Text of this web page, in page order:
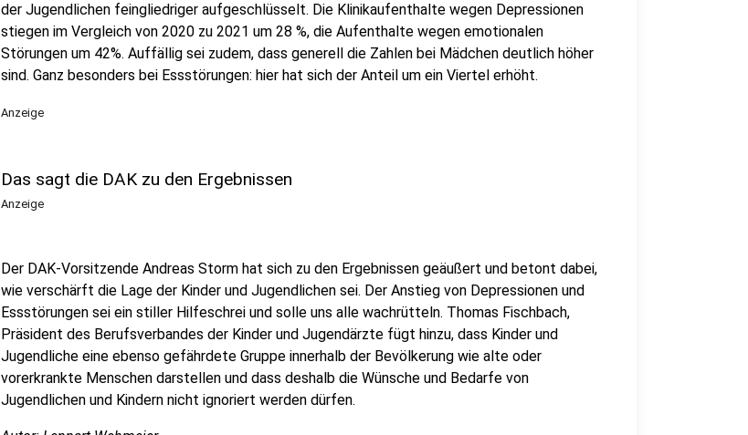
der Jugendlichen feingliedriger aufgeschlüsselt. Die Klinikaufenthalte wegen Depressionen
stiegen im Vergleich von 2020 zu 2021 um 28 %, die Aufenthalte wegen emotionalen
Störungen um 42%. Auffällig sei zudem, dass generell die Zahlen bei Mädchen deutlich höher
sind. Ganz besonders bei Essstörungen: hier hat sich der Anteil um ein Viertel erhöht.
Anzeige
Das sagt die DAK zu den Ergebnissen
Anzeige
Der DAK-Vorsitzende Andreas Storm hat sich zu den Ergebnissen geäußert und betont dabei,
wie verschärft die Lage der Kinder und Jugendlichen sei. Der Anstieg von Depressionen und
Essstörungen sei ein stiller Hilfeschrei und solle uns alle wachrütteln. Thomas Fischbach,
Präsident des Berufsverbandes der Kinder und Jugendärzte fügt hinzu, dass Kinder und
Jugendliche eine ebenso gefährdete Gruppe innerhalb der Bevölkerung wie alte oder
vorerkrankte Menschen darstellen und dass deshalb die Wünsche und Bedarfe von
Jugendlichen und Kindern nicht ignoriert werden dürfen.